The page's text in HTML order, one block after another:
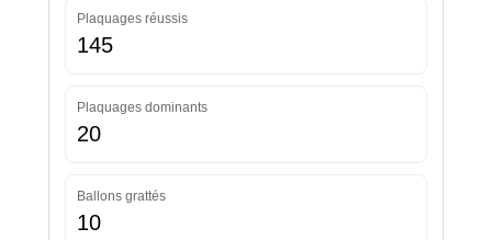
Plaquages réussis
145
Plaquages dominants
20
Ballons grattés
10